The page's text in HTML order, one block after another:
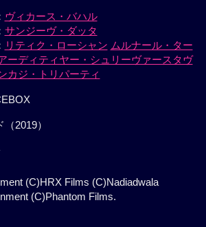
ヴィカース・バハル
サンジーヴ・ダッタ
リティク・ローシャン ムルナール・ター
ーディティヤー・シュリーヴァースタヴ
カジ・トリパーティ
2019）
(C)HRX Films (C)Nadiadwala
(C)Phantom Films.